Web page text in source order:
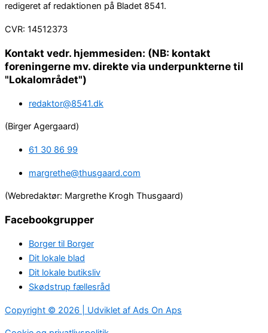
redigeret af redaktionen på Bladet 8541.
CVR: 14512373
Kontakt vedr. hjemmesiden: (NB: kontakt
foreningerne mv. direkte via underpunkterne til
"Lokalområdet")
redaktor@8541.dk
(Birger Agergaard)
61 30 86 99
margrethe@thusgaard.com
(Webredaktør: Margrethe Krogh Thusgaard)
Facebookgrupper
Borger til Borger
Dit lokale blad
Dit lokale butiksliv
Skødstrup fællesråd
Copyright © 2026 | Udviklet af Ads On Aps